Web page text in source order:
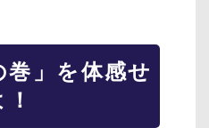
巻」を体感せ
！